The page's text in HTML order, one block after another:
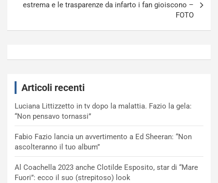
estrema e le trasparenze da infarto i fan gioiscono –
FOTO
Articoli recenti
Luciana Littizzetto in tv dopo la malattia. Fazio la gela:
“Non pensavo tornassi”
Fabio Fazio lancia un avvertimento a Ed Sheeran: “Non
ascolteranno il tuo album”
Al Coachella 2023 anche Clotilde Esposito, star di “Mare
Fuori”: ecco il suo (strepitoso) look